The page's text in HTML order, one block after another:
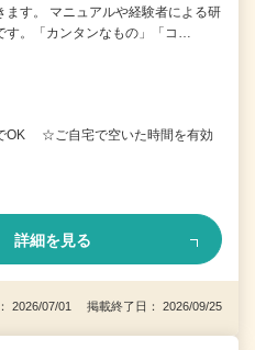
ます。 マニュアルや経験者による研
す。「カンタンなもの」「コ…
OK ☆ご自宅で空いた時間を有効
詳細を見る
2026/07/01 掲載終了日： 2026/09/25